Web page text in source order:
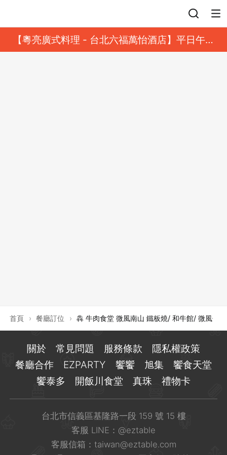
【粵亮廣式料理 - 台北六福萬怡酒店】平日午餐
8 折起｜靓港點套餐
首頁 › 餐廳訂位 › 犇 牛肉食堂 微風南山 鐵板燒/ 和牛館/ 微風信義
先不要 確認
關於 常見問題 服務條款
隱私權政策
餐廳合作
EZPARTY 饗饗 旭集
饗食天堂
饗泰多
開飯川食堂 真珠 禮物卡
台北市信義區基隆路一段 159 號 15 樓
客服 LINE： @eztable
客服信箱： taiwan@eztable.com